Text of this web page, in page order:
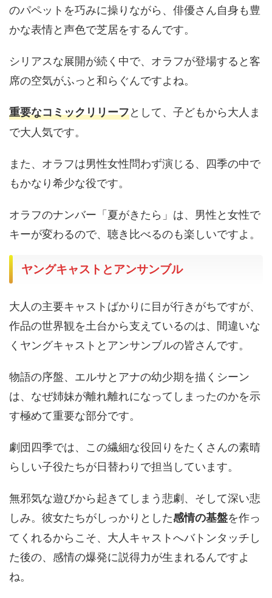
のパペットを巧みに操りながら、俳優さん自身も豊
かな表情と声色で芝居をするんです。
シリアスな展開が続く中で、オラフが登場すると客
席の空気がふっと和らぐんですよね。
重要なコミックリリーフとして、子どもから大人ま
で大人気です。
また、オラフは男性女性問わず演じる、四季の中で
もかなり希少な役です。
オラフのナンバー「夏がきたら」は、男性と女性で
キーが変わるので、聴き比べるのも楽しいですよ。
ヤングキャストとアンサンブル
大人の主要キャストばかりに目が行きがちですが、
作品の世界観を土台から支えているのは、間違いな
くヤングキャストとアンサンブルの皆さんです。
物語の序盤、エルサとアナの幼少期を描くシーン
は、なぜ姉妹が離れ離れになってしまったのかを示
す極めて重要な部分です。
劇団四季では、この繊細な役回りをたくさんの素晴
らしい子役たちが日替わりで担当しています。
無邪気な遊びから起きてしまう悲劇、そして深い悲
しみ。彼女たちがしっかりとした感情の基盤を作っ
てくれるからこそ、大人キャストへバトンタッチし
た後の、感情の爆発に説得力が生まれるんですよ
ね。